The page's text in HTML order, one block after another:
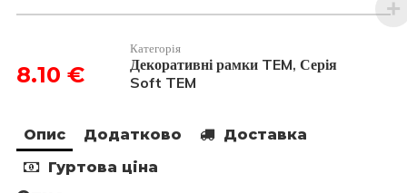
німецький
модуля
OS24NB
8.10 €
Категорія
Декоративні рамки TEM, Серія
Soft TEM
Опис Додатково
Доставка
Гуртова ціна